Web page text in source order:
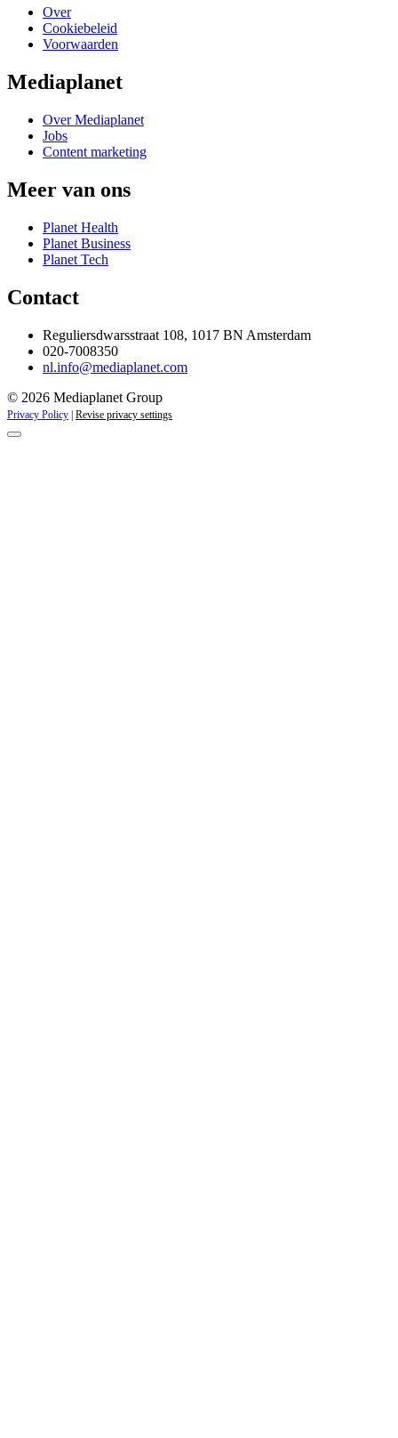
Over
Cookiebeleid
Voorwaarden
Mediaplanet
Over Mediaplanet
Jobs
Content marketing
Meer van ons
Planet Health
Planet Business
Planet Tech
Contact
Reguliersdwarsstraat 108, 1017 BN Amsterdam
020-7008350
nl.info@mediaplanet.com
© 2026 Mediaplanet Group
Privacy Policy | Revise privacy settings